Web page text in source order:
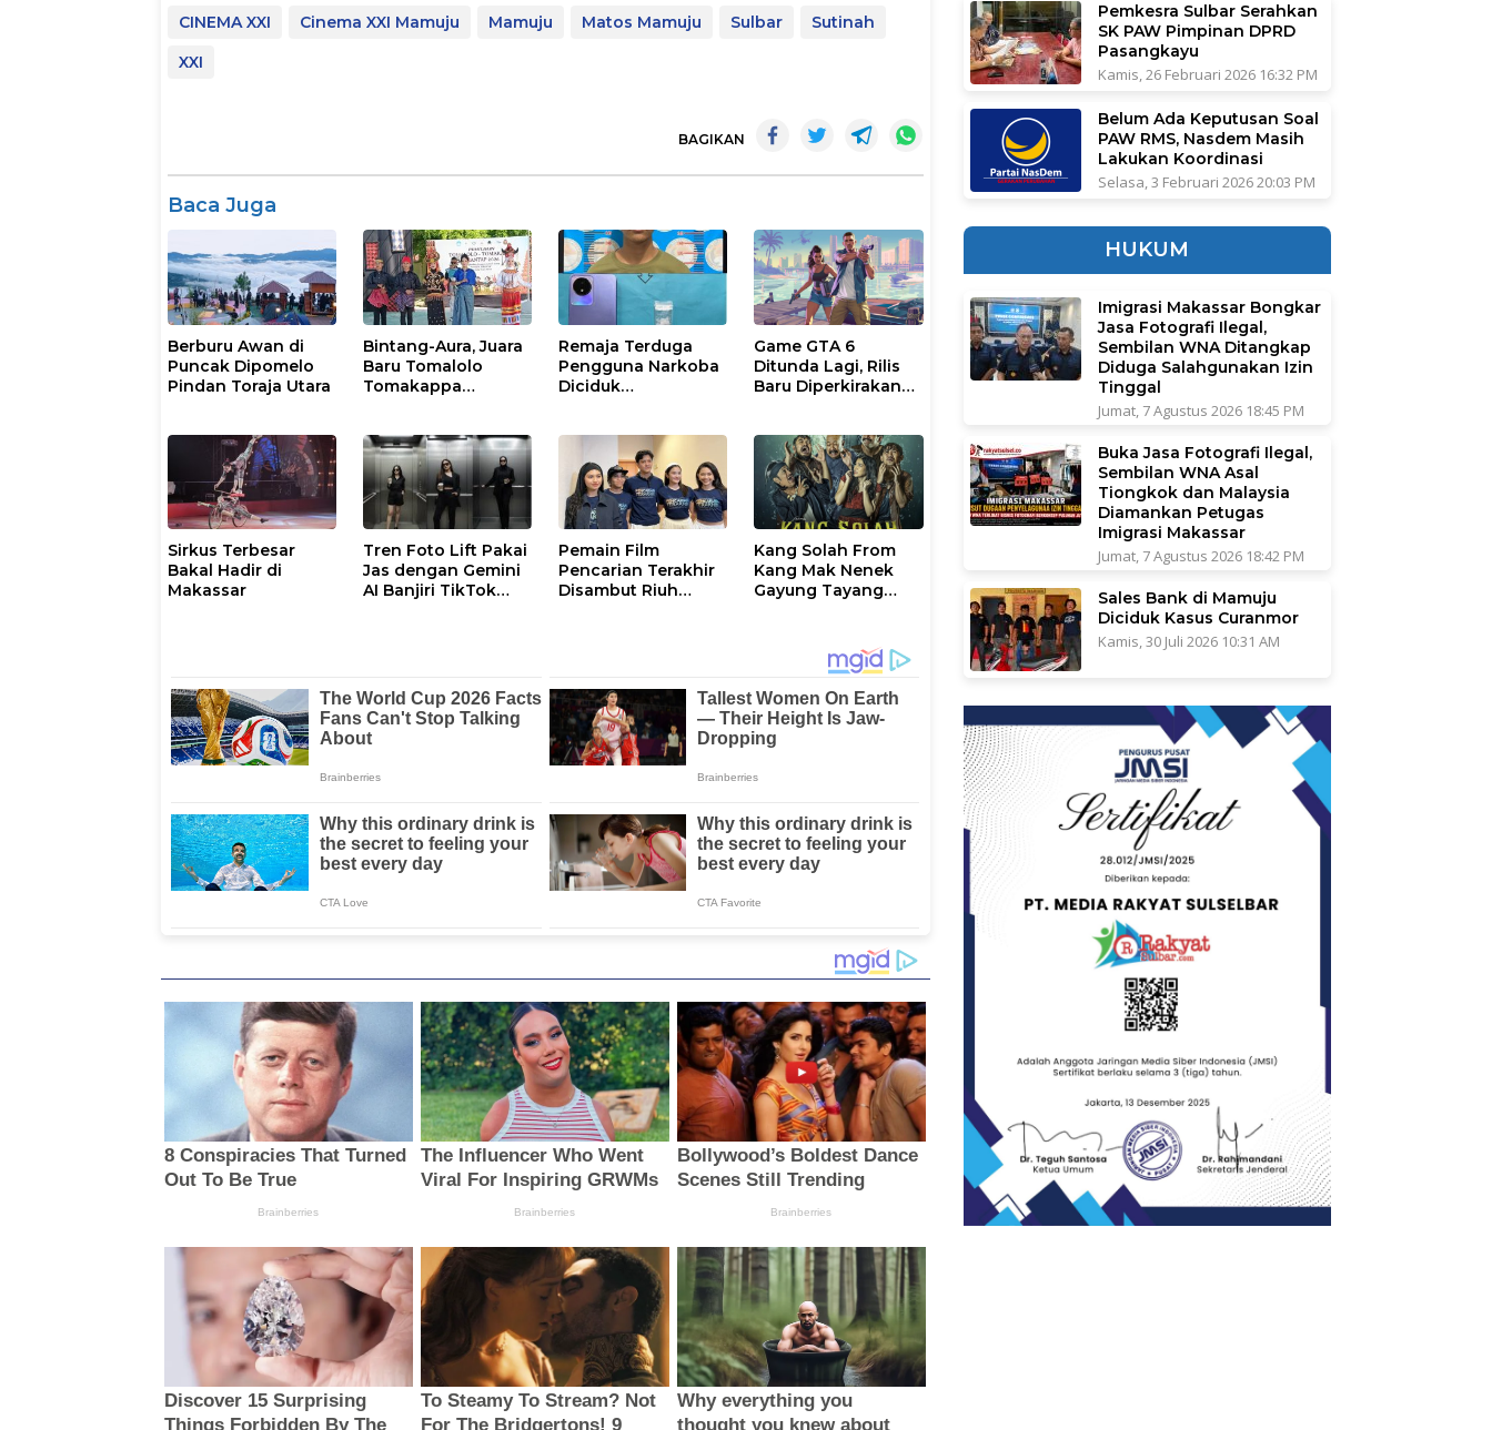
CINEMA XXI Cinema XXI Mamuju Mamuju Matos Mamuju Sulbar
Sutinah
XXI
BAGIKAN
Baca Juga
Berburu Awan di
Puncak Dipomelo
Pindan Toraja Utara
Bintang-Aura, Juara
Baru Tomalolo
Tomakappa
Remaja Terduga
Pengguna Narkoba
Diciduk
Game GTA 6
Ditunda Lagi, Rilis
Baru Diperkirakan
Sirkus Terbesar
Bakal Hadir di
Makassar
Tren Foto Lift Pakai
Jas dengan Gemini
AI Banjiri TikTok
Pemain Film
Pencarian Terakhir
Disambut Riuh
Kang Solah From
Kang Mak Nenek
Gayung Tayang
Pemkesra Sulbar Serahkan
SK PAW Pimpinan DPRD
Pasangkayu
Kamis, 26 Februari 2026 16:32 PM
Belum Ada Keputusan Soal
PAW RMS, Nasdem Masih
Lakukan Koordinasi
Selasa, 3 Februari 2026 20:03 PM
HUKUM
Imigrasi Makassar Bongkar
Jasa Fotografi Ilegal,
Sembilan WNA Ditangkap
Diduga Salahgunakan Izin
Tinggal
Jumat, 7 Agustus 2026 18:45 PM
Buka Jasa Fotografi Ilegal,
Sembilan WNA Asal
Tiongkok dan Malaysia
Diamankan Petugas
Imigrasi Makassar
Jumat, 7 Agustus 2026 18:42 PM
Sales Bank di Mamuju
Diciduk Kasus Curanmor
Kamis, 30 Juli 2026 10:31 AM